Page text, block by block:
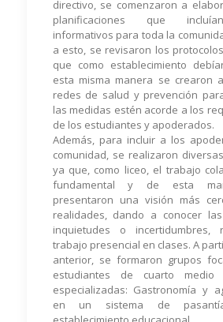
directivo, se comenzaron a
planificaciones que
informativos para toda la
a esto, se revisaron los
que como establecimiento
esta misma manera se crearon
redes de salud y prevención
las medidas estén acorde a los
de los estudiantes y apoderados.
Además, para incluir a los
comunidad, se realizaron
ya que, como liceo, el trabajo
fundamental y de esta
presentaron una visión más
realidades, dando a conocer
inquietudes o incertidumbres,
trabajo presencial en clases. A
anterior, se formaron grupos
estudiantes de cuarto medio
especializadas: Gastronomía y
en un sistema de